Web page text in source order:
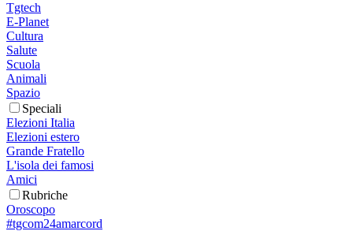
Tgtech
E-Planet
Cultura
Salute
Scuola
Animali
Spazio
Speciali
Elezioni Italia
Elezioni estero
Grande Fratello
L'isola dei famosi
Amici
Rubriche
Oroscopo
#tgcom24amarcord